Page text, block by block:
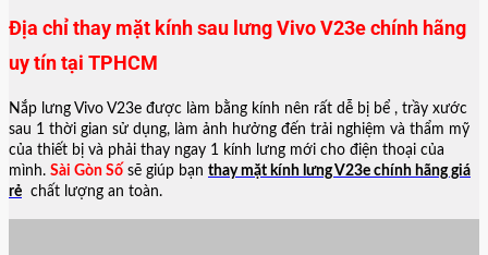
Địa chỉ thay mặt kính sau lưng Vivo V23e chính hãng
uy tín tại TPHCM
Nắp lưng Vivo V23e được làm bằng kính nên rất dễ bị bể , trầy xước
sau 1 thời gian sử dụng, làm ảnh hưởng đến trải nghiệm và thẩm mỹ
của thiết bị và phải thay ngay 1 kính lưng mới cho điện thoại của
mình. Sài Gòn Số sẽ giúp bạn thay mặt kính lưng V23e chính hãng giá
rẻ chất lượng an toàn.